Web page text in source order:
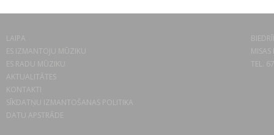
LAIPA
ES IZMANTOJU MŪZIKU
ES RADU MŪZIKU
AKTUALITĀTES
KONTAKTI
SĪKDATŅU IZMANTOŠANAS POLITIKA
DATU APSTRĀDE
TEL.